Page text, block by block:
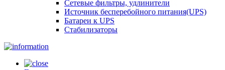
Сетевые фильтры, удлинители
Источник бесперебойного питания(UPS)
Батареи к UPS
Стабилизаторы